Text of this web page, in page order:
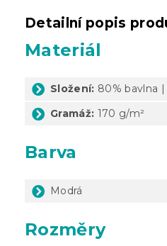
Detailní popis
Materiál
Složení: 80% bavlna
Gramáž: 170 g/m²
Barva
Modrá
Rozměry